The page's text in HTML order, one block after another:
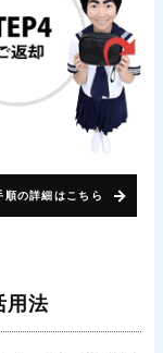
順の詳細はこちら
用法